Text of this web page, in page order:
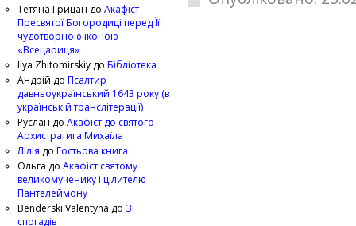
Тетяна Грицан до Акафіст
Пресвятої Богородиці перед Її
чудотворною іконою
«Всецариця»
Ilya Zhitomirskiy до Бібліотека
Андрій до Псалтир
давньоукраїнський 1643 року (в
українській транслітерації)
Руслан до Акафіст до святого
Архистратига Михаїла
Лілія до Гостьова книга
Ольга до Акафіст святому
великомученику і цілителю
Пантелеймону
Benderski Valentyna до Зі
спогадів